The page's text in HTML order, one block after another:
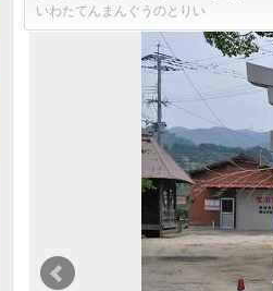
いわたてんまんぐうのとりい